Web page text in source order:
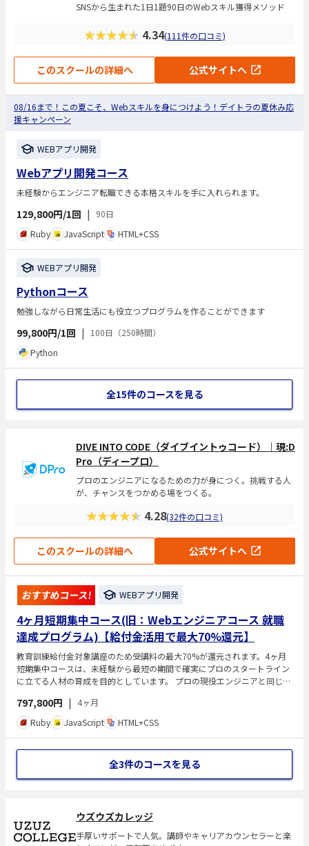
SNSから生まれた1日1題90日のWebスキル獲得メソッド
★★★★★ 4.34(111件の口コミ)
このスクールの詳細へ 公式サイトへ
08/16まで！この夏こそ、Webスキルを身につけよう！デイトラの夏休み応
援キャンペーン
WEBアプリ開発
Webアプリ開発コース
未経験からエンジニア転職できる本格スキルを手に入れられます。
129,800円/1回 |
90日
Ruby
JavaScript HTML+CSS
WEBアプリ開発
Pythonコース
勉強しながら日常生活にも役立つプログラムを作ることができます
99,800円/1回 |
100日（250時間）
Python
全15件のコースを見る
DIVE INTO CODE（ダイブイントゥコード）｜現:D
Pro（ディープロ）
プロのエンジニアになるための力が身につく。挑戦する人
が、チャンスをつかめる場をつくる。
★★★★★ 4.28(32件の口コミ)
このスクールの詳細へ 公式サイトへ
おすすめコース! WEBアプリ開発
4ヶ月短期集中コース(旧：Webエンジニアコース 就職
達成プログラム)【給付金活用で最大70%還元】
教育訓練給付金対象講座のため受講料の最大70%が還元されます。4ヶ月
短期集中コースは、未経験から最短の期間で確実にプロのスタートライン
に立てる人材の育成を目的としています。 プロの現役エンジニアと同じ開
技術力を身に付けることができます。
797,800円 |
4ヶ月
Ruby
JavaScript HTML+CSS
全3件のコースを見る
ウズウズカレッジ
手厚いサポートで人気。講師やキャリアカウンセラーと楽